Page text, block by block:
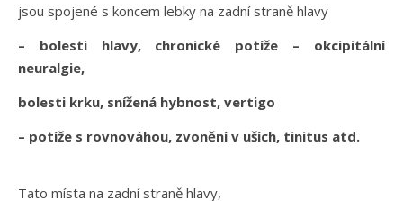
jsou spojené s koncem lebky na zadní straně hlavy
– bolesti hlavy, chronické potíže – okcipitální
neuralgie,
bolesti krku, snížená hybnost, vertigo
– potíže s rovnováhou, zvonění v uších, tinitus atd.
Tato místa na zadní straně hlavy,